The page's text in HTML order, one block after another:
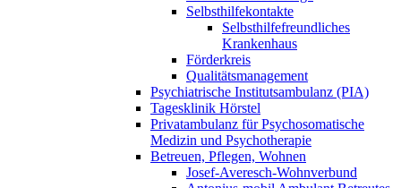
Selbsthilfekontakte
Selbsthilfefreundliches
Krankenhaus
Förderkreis
Qualitätsmanagement
Psychiatrische Institutsambulanz (PIA)
Tagesklinik Hörstel
Privatambulanz für Psychosomatische
Medizin und Psychotherapie
Betreuen, Pflegen, Wohnen
Josef-Averesch-Wohnverbund